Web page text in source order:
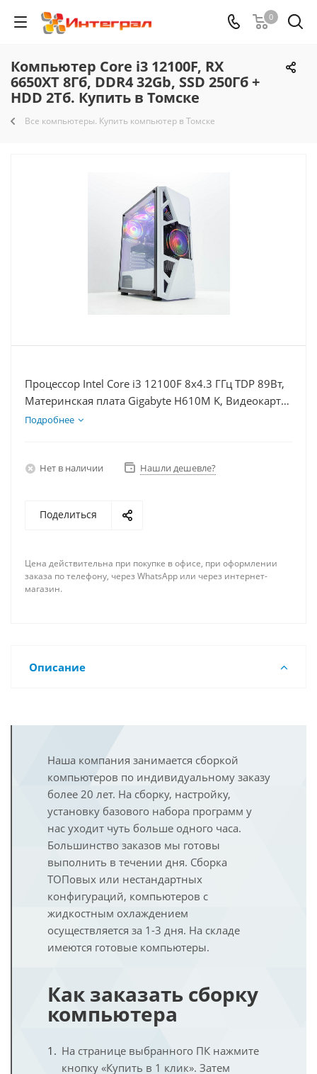
0
Компьютер Core i3 12100F, RX
6650XT 8Гб, DDR4 32Gb, SSD 250Гб +
HDD 2Тб. Купить в Томске
Все компьютеры. Купить компьютер в Томске
Процессор Intel Core i3 12100F 8x4.3 ГГц TDP 89Вт,
Материнская плата Gigabyte H610M K, Видеокарта
RX 6650XT 8Гб, Память DDR4 32Gb, Диски
Подробнее
Нет в наличии Нашли дешевле?
Поделиться
Цена действительна при покупке в офисе, при оформлении
заказа по телефону, через WhatsApp или через интернет-
магазин.
Описание
Наша компания занимается сборкой
компьютеров по индивидуальному заказу
более 20 лет. На сборку, настройку,
установку базового набора программ у
нас уходит чуть больше одного часа.
Большинство заказов мы готовы
выполнить в течении дня. Сборка
ТОПовых или нестандартных
конфигураций, компьютеров с
жидкостным охлаждением
осуществляется за 1-3 дня. На складе
имеются готовые компьютеры.
Как заказать сборку
компьютера
На странице выбранного ПК нажмите
кнопку «Купить в 1 клик». Затем